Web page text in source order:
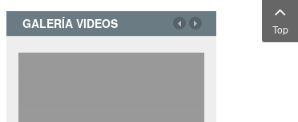
GALERÍA VIDEOS Top